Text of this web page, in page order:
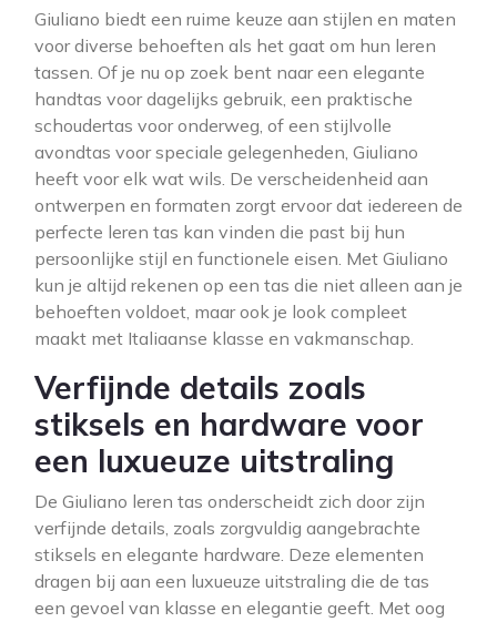
Giuliano biedt een ruime keuze aan stijlen en maten
voor diverse behoeften als het gaat om hun leren
tassen. Of je nu op zoek bent naar een elegante
handtas voor dagelijks gebruik, een praktische
schoudertas voor onderweg, of een stijlvolle
avondtas voor speciale gelegenheden, Giuliano
heeft voor elk wat wils. De verscheidenheid aan
ontwerpen en formaten zorgt ervoor dat iedereen de
perfecte leren tas kan vinden die past bij hun
persoonlijke stijl en functionele eisen. Met Giuliano
kun je altijd rekenen op een tas die niet alleen aan je
behoeften voldoet, maar ook je look compleet
maakt met Italiaanse klasse en vakmanschap.
Verfijnde details zoals
stiksels en hardware voor
een luxueuze uitstraling
De Giuliano leren tas onderscheidt zich door zijn
verfijnde details, zoals zorgvuldig aangebrachte
stiksels en elegante hardware. Deze elementen
dragen bij aan een luxueuze uitstraling die de tas
een gevoel van klasse en elegantie geeft. Met oog